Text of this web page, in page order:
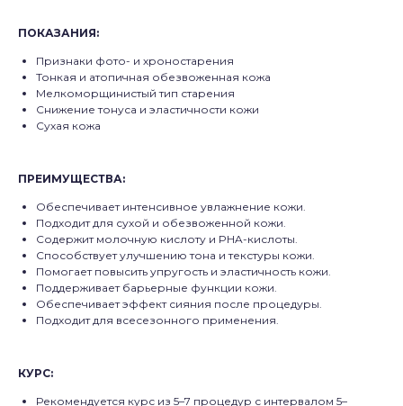
ПОКАЗАНИЯ:
Признаки фото- и хроностарения
Тонкая и атопичная обезвоженная кожа
Мелкоморщинистый тип старения
Снижение тонуса и эластичности кожи
Сухая кожа
ПРЕИМУЩЕСТВА:
Обеспечивает интенсивное увлажнение кожи.
Подходит для сухой и обезвоженной кожи.
Содержит молочную кислоту и PHA-кислоты.
Способствует улучшению тона и текстуры кожи.
Помогает повысить упругость и эластичность кожи.
Поддерживает барьерные функции кожи.
Обеспечивает эффект сияния после процедуры.
Подходит для всесезонного применения.
КУРС:
Рекомендуется курс из 5–7 процедур с интервалом 5–